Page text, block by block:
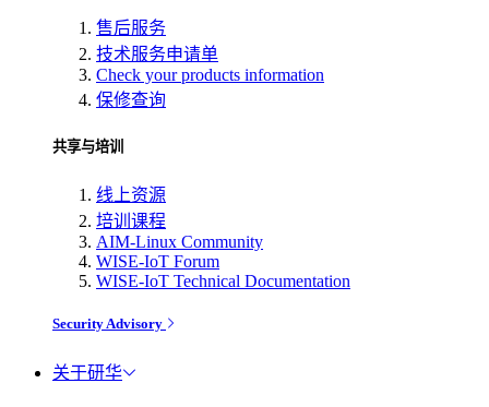
售后服务
技术服务申请单
Check your products information
保修查询
共享与培训
线上资源
培训课程
AIM-Linux Community
WISE-IoT Forum
WISE-IoT Technical Documentation
Security Advisory
关于研华